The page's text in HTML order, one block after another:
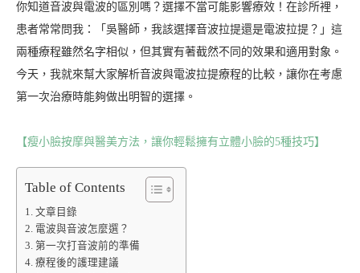
你知道音波與電波的區別嗎？選擇不當可能影響療效！在診所裡，
患者常常問我：「吳醫師，我該選擇音波拉提還是電波拉提？」這
兩種療程雖然名字相似，但其實有著截然不同的效果和適用對象。
今天，我就來幫大家解析音波與電波拉提療程的比較，讓你在考慮
第一次治療時能夠做出明智的選擇。
【瘦小臉按摩與醫美方法，讓你輕鬆擁有立體小臉的5種技巧】
Table of Contents
文章目錄
電波與音波怎麼選？
第一次打音波前的準備
療程後的護理建議